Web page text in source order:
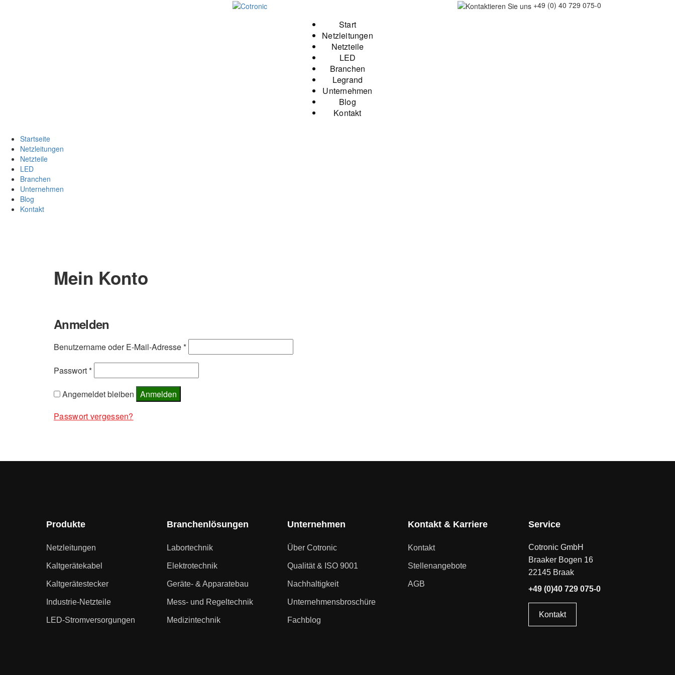
+49 (0) 40 729 075-0
Start
Netzleitungen
Netzteile
LED
Branchen
Legrand
Unternehmen
Blog
Kontakt
Startseite
Netzleitungen
Netzteile
LED
Branchen
Unternehmen
Blog
Kontakt
Mein Konto
Anmelden
Benutzername oder E-Mail-Adresse*Erforderlich
Passwort*Erforderlich
Angemeldet bleiben Anmelden
Passwort vergessen?
Produkte
Netzleitungen
Kaltgerätekabel
Kaltgerätestecker
Industrie-Netzteile
LED-Stromversorgungen
Branchenlösungen
Labortechnik
Elektrotechnik
Geräte- & Apparatebau
Mess- und Regeltechnik
Medizintechnik
Unternehmen
Über Cotronic
Qualität & ISO 9001
Nachhaltigkeit
Unternehmensbroschüre
Fachblog
Kontakt & Karriere
Kontakt
Stellenangebote
AGB
Service
Cotronic GmbH
Braaker Bogen 16
22145 Braak
+49 (0)40 729 075-0
Kontakt